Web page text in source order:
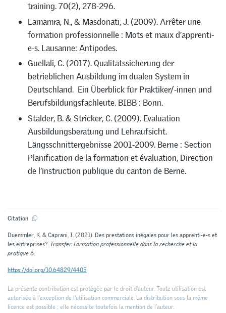
training. 70(2), 278-296.
Lamamra, N., & Masdonati, J. (2009). Arrêter une
formation professionnelle : Mots et maux d’apprenti-
e-s. Lausanne: Antipodes.
Guellali, C. (2017). Qualitätssicherung der
betrieblichen Ausbildung im dualen System in
Deutschland. Ein Überblick für Praktiker/-innen und
Berufsbildungsfachleute. BIBB : Bonn.
Stalder, B. & Stricker, C. (2009). Evaluation
Ausbildungsberatung und Lehraufsicht.
Längsschnittergebnisse 2001-2009. Berne : Section
Planification de la formation et évaluation, Direction
de l’instruction publique du canton de Berne.
Citation
Duemmler, K. & Caprani, I. (2021). Des prestations inégales pour les apprenti-e-s et
les entreprises?. Transfer. Formation professionnelle dans la recherche et la
pratique 6.
https://doi.org/10.64829/4405
La présente contribution est protégée par le droit d'auteur. Toute utilisation est
autorisée à l'exception de l'utilisation commerciale. La distribution sous la même
licence est possible ; elle nécessite toutefois la mention de l’auteur.